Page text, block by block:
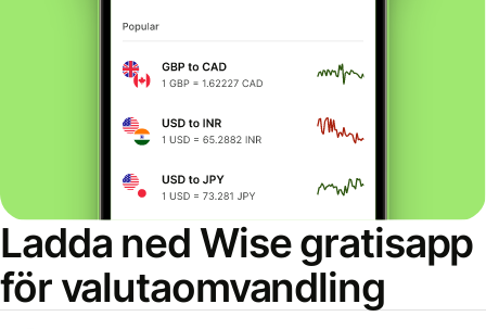
Ladda ned Wise gratisapp
för valutaomvandling